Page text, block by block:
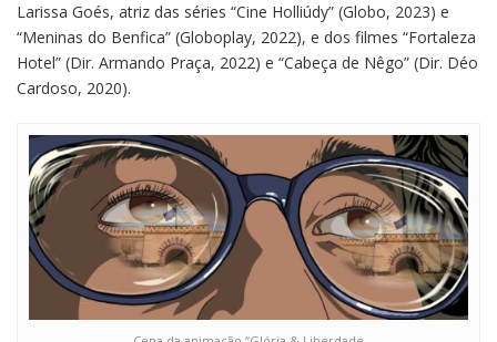
Larissa Goés, atriz das séries “Cine Holliúdy” (Globo, 2023) e
“Meninas do Benfica” (Globoplay, 2022), e dos filmes “Fortaleza
Hotel” (Dir. Armando Praça, 2022) e “Cabeça de Nêgo” (Dir. Déo
Cardoso, 2020).